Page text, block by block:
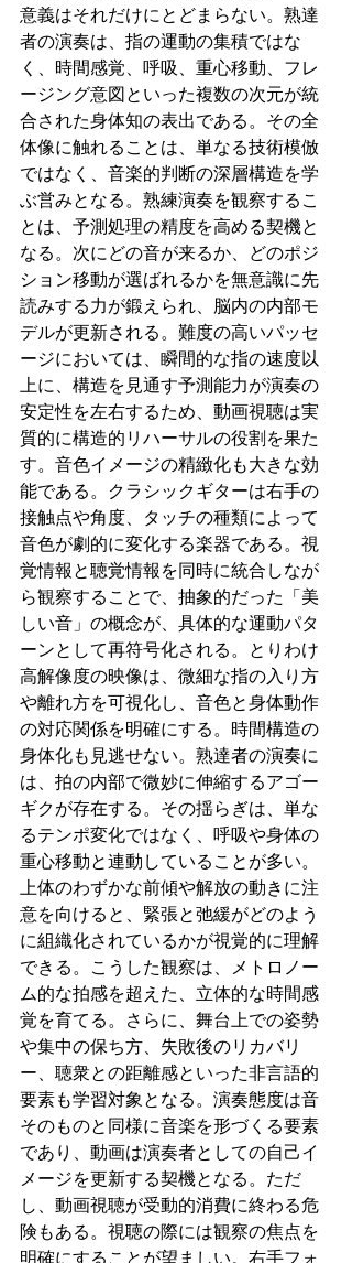
意義はそれだけにとどまらない。熟達
者の演奏は、指の運動の集積ではな
く、時間感覚、呼吸、重心移動、フレ
ージング意図といった複数の次元が統
合された身体知の表出である。その全
体像に触れることは、単なる技術模倣
ではなく、音楽的判断の深層構造を学
ぶ営みとなる。熟練演奏を観察するこ
とは、予測処理の精度を高める契機と
なる。次にどの音が来るか、どのポジ
ション移動が選ばれるかを無意識に先
読みする力が鍛えられ、脳内の内部モ
デルが更新される。難度の高いパッセ
ージにおいては、瞬間的な指の速度以
上に、構造を見通す予測能力が演奏の
安定性を左右するため、動画視聴は実
質的に構造的リハーサルの役割を果た
す。音色イメージの精緻化も大きな効
能である。クラシックギターは右手の
接触点や角度、タッチの種類によって
音色が劇的に変化する楽器である。視
覚情報と聴覚情報を同時に統合しなが
ら観察することで、抽象的だった「美
しい音」の概念が、具体的な運動パタ
ーンとして再符号化される。とりわけ
高解像度の映像は、微細な指の入り方
や離れ方を可視化し、音色と身体動作
の対応関係を明確にする。時間構造の
身体化も見逃せない。熟達者の演奏に
は、拍の内部で微妙に伸縮するアゴー
ギクが存在する。その揺らぎは、単な
るテンポ変化ではなく、呼吸や身体の
重心移動と連動していることが多い。
上体のわずかな前傾や解放の動きに注
意を向けると、緊張と弛緩がどのよう
に組織化されているかが視覚的に理解
できる。こうした観察は、メトロノー
ム的な拍感を超えた、立体的な時間感
覚を育てる。さらに、舞台上での姿勢
や集中の保ち方、失敗後のリカバリ
ー、聴衆との距離感といった非言語的
要素も学習対象となる。演奏態度は音
そのものと同様に音楽を形づくる要素
であり、動画は演奏者としての自己イ
メージを更新する契機となる。ただ
し、動画視聴が受動的消費に終わる危
険もある。視聴の際には観察の焦点を
明確にすることが望ましい。右手フォ